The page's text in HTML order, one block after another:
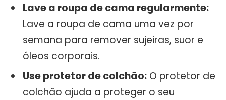
Lave a roupa de cama regularmente:
Lave a roupa de cama uma vez por
semana para remover sujeiras, suor e
óleos corporais.
Use protetor de colchão: O protetor de
colchão ajuda a proteger o seu